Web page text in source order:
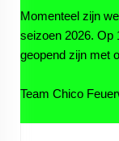
Momenteel zijn
seizoen 2026. Op
geopend zijn met
Team Chico